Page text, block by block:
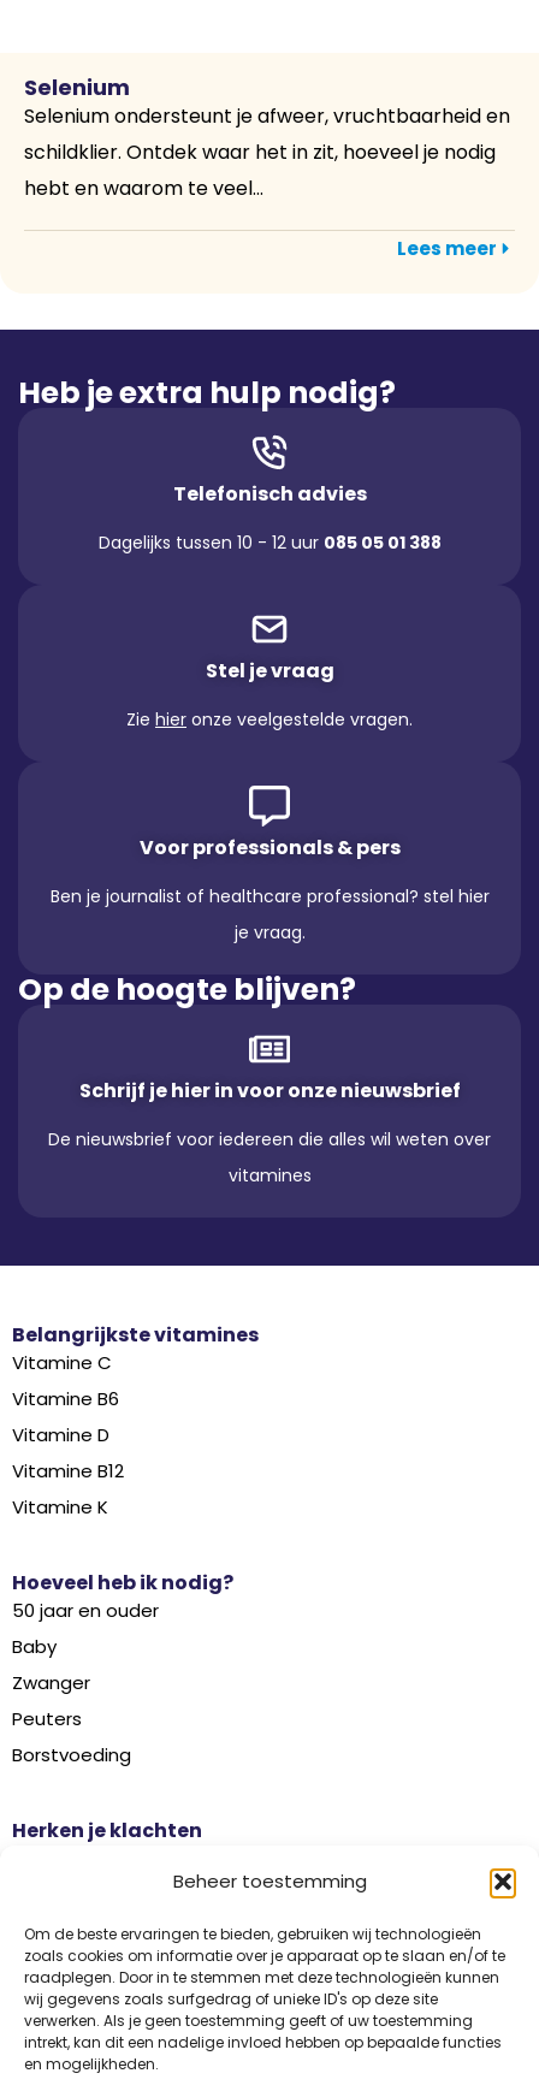
Beheer toestemming
Om de beste ervaringen te bieden, gebruiken wij technologieën
zoals cookies om informatie over je apparaat op te slaan en/of te
raadplegen. Door in te stemmen met deze technologieën kunnen
wij gegevens zoals surfgedrag of unieke ID's op deze site
verwerken. Als je geen toestemming geeft of uw toestemming
intrekt, kan dit een nadelige invloed hebben op bepaalde functies
en mogelijkheden.
Selenium
Selenium ondersteunt je afweer, vruchtbaarheid en
schildklier. Ontdek waar het in zit, hoeveel je nodig
hebt en waarom te veel...
Lees meer
Heb je extra hulp nodig?
Telefonisch advies
Dagelijks tussen 10 - 12 uur 085 05 01 388
Stel je vraag
Zie hier onze veelgestelde vragen.
Voor professionals & pers
Ben je journalist of healthcare professional? stel hier
je vraag.
Op de hoogte blijven?
Schrijf je hier in voor onze nieuwsbrief
De nieuwsbrief voor iedereen die alles wil weten over
vitamines
Belangrijkste vitamines
Vitamine C
Vitamine B6
Vitamine D
Vitamine B12
Vitamine K
Hoeveel heb ik nodig?
50 jaar en ouder
Baby
Zwanger
Peuters
Borstvoeding
Herken je klachten
Griep
Haaruitval
Overgangsklachten